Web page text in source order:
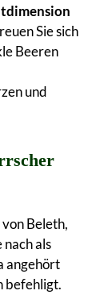
Sie sich
Beeren
und
Beleth,
als
angehört
befehligt.